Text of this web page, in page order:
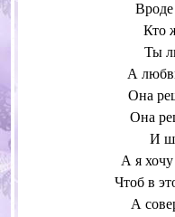
Вроде
Кто
Ты
А
Она
Она
И
А я
Чтоб в
А